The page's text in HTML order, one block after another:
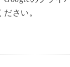
ださい。